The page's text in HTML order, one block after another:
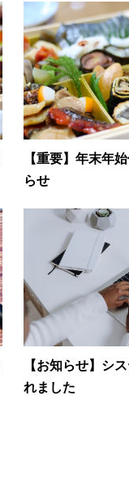
【重要】年末年
らせ
【お知らせ】シ
れました